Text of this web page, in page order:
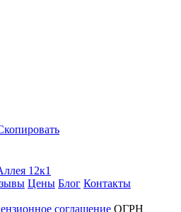
12к1
Цены Блог Контакты
соглашение ОГРН